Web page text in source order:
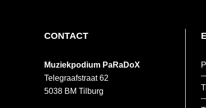
FOOTERCONTACT
Muziekpodium PaRaDoX
Telegraafstraat 62
5038 BM Tilburg